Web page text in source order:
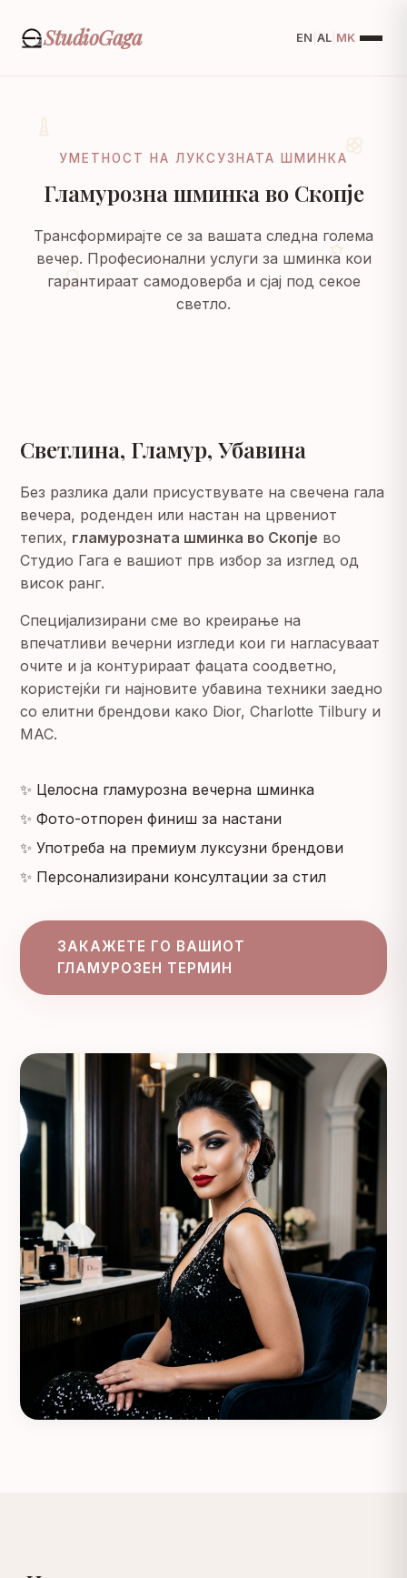
StudioGaga EN AL| MK
УМЕТНОСТ НА ЛУКСУЗНАТА ШМИНКА
Гламурозна шминка во Скопје
Трансформирајте се за вашата следна голема
вечер. Професионални услуги за шминка кои
гарантираат самодоверба и сјај под секое
светло.
Светлина, Гламур, Убавина
Без разлика дали присуствувате на свечена гала
вечера, роденден или настан на црвениот
тепих, гламурозната шминка во Скопје во
Студио Гага е вашиот прв избор за изглед од
висок ранг.
Специјализирани сме во креирање на
впечатливи вечерни изгледи кои ги нагласуваат
очите и ја контурираат фацата соодветно,
користејќи ги најновите убавина техники заедно
со елитни брендови како Dior, Charlotte Tilbury и
MAC.
✨ Целосна гламурозна вечерна шминка
✨ Фото-отпорен финиш за настани
✨ Употреба на премиум луксузни брендови
✨ Персонализирани консултации за стил
ЗАКАЖЕТЕ ГО ВАШИОТ
ГЛАМУРОЗЕН ТЕРМИН